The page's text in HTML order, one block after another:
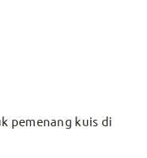
pemenang kuis di